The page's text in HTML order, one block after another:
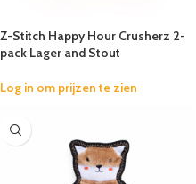
Z-Stitch Happy Hour Crusherz 2-
pack Lager and Stout
Log in om prijzen te zien